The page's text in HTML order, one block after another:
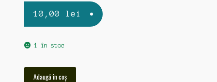
10,00 lei
1 în stoc
Adaugă în coș